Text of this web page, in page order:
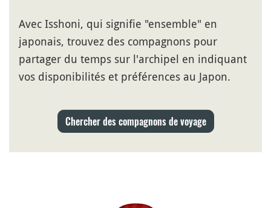
Avec Isshoni, qui signifie "ensemble" en
japonais, trouvez des compagnons pour
partager du temps sur l'archipel en indiquant
vos disponibilités et préférences au Japon.
Chercher des compagnons de voyage